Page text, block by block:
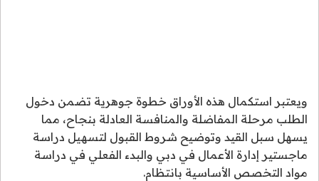
ويعتبر استكمال هذه الأوراق خطوة جوهرية تضمن دخول
الطلب مرحلة المفاضلة والمنافسة العادلة بنجاح، مما
يسهل سبل القيد وتوضيح شروط القبول لتسهيل دراسة
ماجستير إدارة الأعمال في دبي والبدء الفعلي في دراسة
مواد التخصص الأساسية بانتظام.